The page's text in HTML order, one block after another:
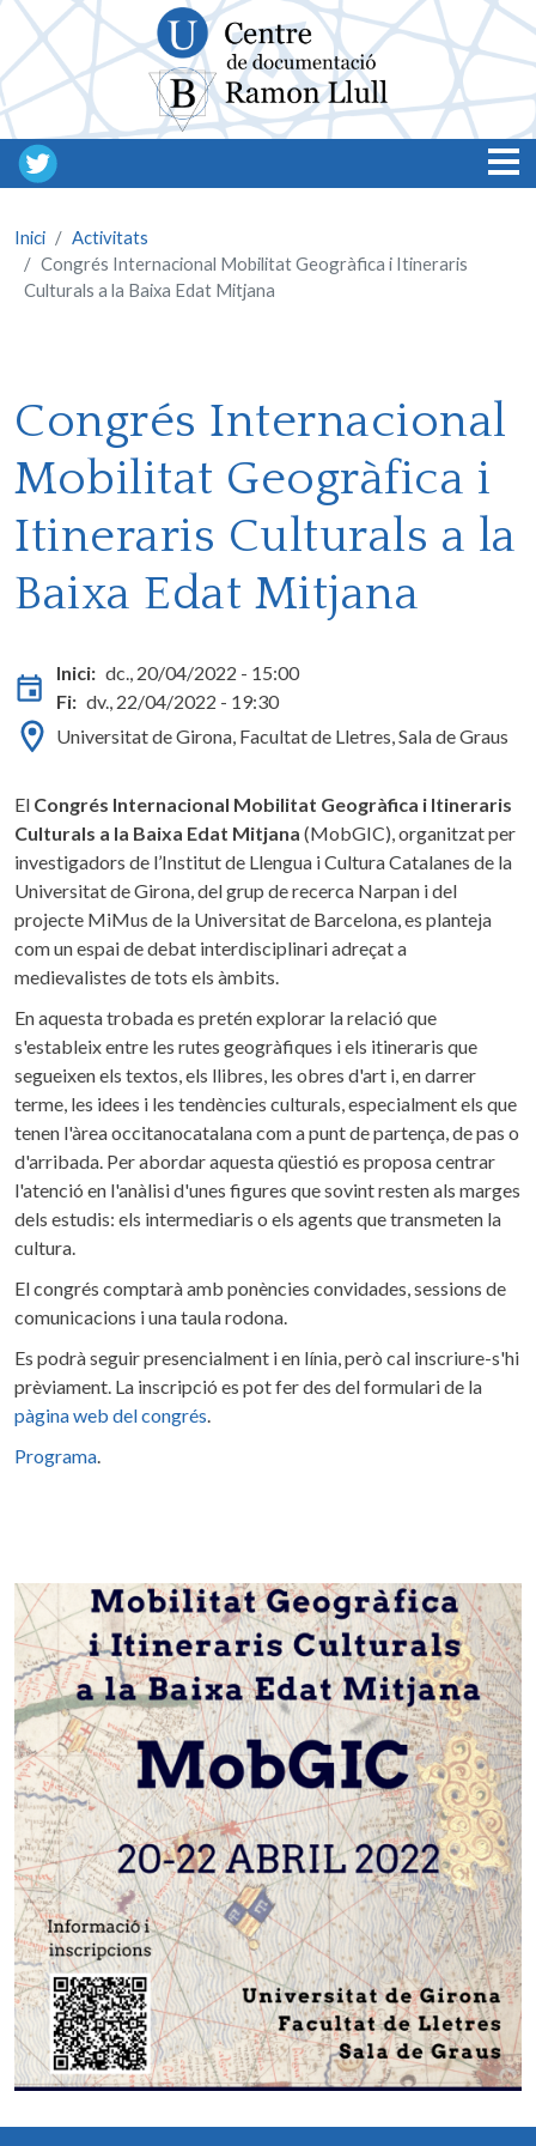
Vés al contingut
Inici
Activitats
Congrés Internacional Mobilitat Geogràfica i Itineraris
Culturals a la Baixa Edat Mitjana
Congrés Internacional
Mobilitat Geogràfica i
Itineraris Culturals a la
Baixa Edat Mitjana
Inici
dc., 20/04/2022 - 15:00
Fi
dv., 22/04/2022 - 19:30
Universitat de Girona, Facultat de Lletres, Sala de Graus
El Congrés Internacional Mobilitat Geogràfica i Itineraris
Culturals a la Baixa Edat Mitjana (MobGIC), organitzat per
investigadors de l’Institut de Llengua i Cultura Catalanes de la
Universitat de Girona, del grup de recerca Narpan i del
projecte MiMus de la Universitat de Barcelona, es planteja
com un espai de debat interdisciplinari adreçat a
medievalistes de tots els àmbits.
En aquesta trobada es pretén explorar la relació que
s'estableix entre les rutes geogràfiques i els itineraris que
segueixen els textos, els llibres, les obres d'art i, en darrer
terme, les idees i les tendències culturals, especialment els que
tenen l'àrea occitanocatalana com a punt de partença, de pas o
d'arribada. Per abordar aquesta qüestió es proposa centrar
l'atenció en l'anàlisi d'unes figures que sovint resten als marges
dels estudis: els intermediaris o els agents que transmeten la
cultura.
El congrés comptarà amb ponències convidades, sessions de
comunicacions i una taula rodona.
Es podrà seguir presencialment i en línia, però cal inscriure-s'hi
prèviament. La inscripció es pot fer des del formulari de la
pàgina web del congrés.
Programa.